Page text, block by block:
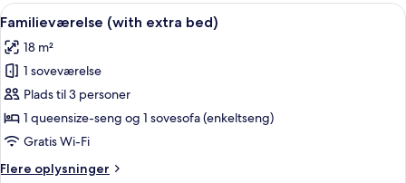
Indlæs
alle
billeder
af
Familieværelse
(with
extra
Et hotelværelse med to senge, en
9
Familieværelse (with extra bed)
18 m²
1 soveværelse
Plads til 3 personer
1 queensize-seng og 1 sovesofa (enkeltseng)
Gratis Wi-Fi
Flere oplysninger
Flere